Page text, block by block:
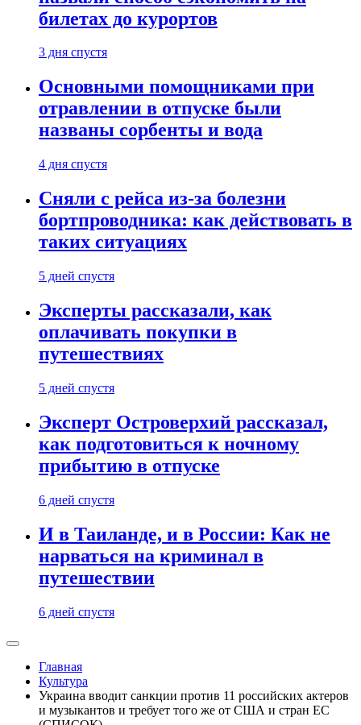
билетах до курортов
3 дня спустя
Основными помощниками при
отравлении в отпуске были
названы сорбенты и вода
4 дня спустя
Сняли с рейса из-за болезни
бортпроводника: как действовать в
таких ситуациях
5 дней спустя
Эксперты рассказали, как
оплачивать покупки в
путешествиях
5 дней спустя
Эксперт Островерхий рассказал,
как подготовиться к ночному
прибытию в отпуске
6 дней спустя
И в Таиланде, и в России: Как не
нарваться на криминал в
путешествии
6 дней спустя
Главная
Культура
Украина вводит санкции против 11 российских актеров
и музыкантов и требует того же от США и стран ЕС